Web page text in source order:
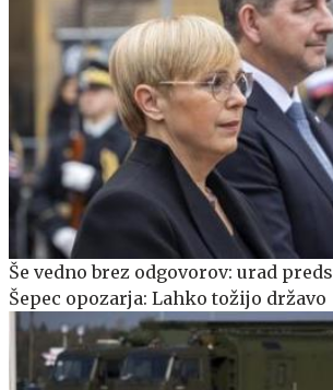
Še vedno brez odgovorov: urad
Šepec opozarja: Lahko tožijo državo